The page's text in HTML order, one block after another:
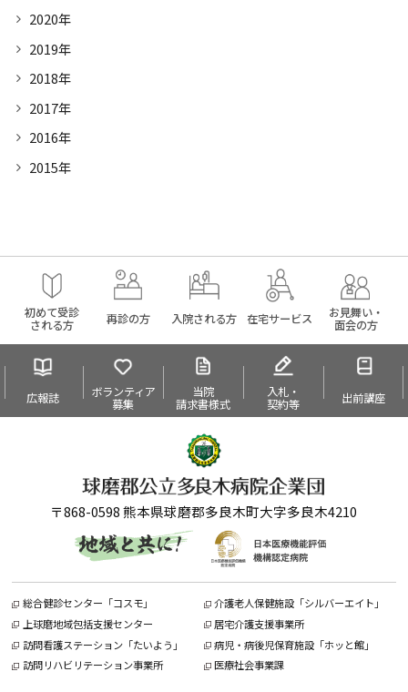
2020年
2019年
2018年
2017年
2016年
2015年
初めて受診
される方 再診の方 入院される方 在宅サービス お見舞い・
面会の方
広報誌 ボランティア
募集
当院
請求書様式
入札・
契約等 出前講座
〒868-0598 熊本県球磨郡多良木町大字多良木4210
総合健診センター「コスモ」
介護老人保健施設「シルバーエイト」
上球磨地域包括支援センター
居宅介護支援事業所
訪問看護ステーション「たいよう」
病児・病後児保育施設「ホッと館」
訪問リハビリテーション事業所
医療社会事業課